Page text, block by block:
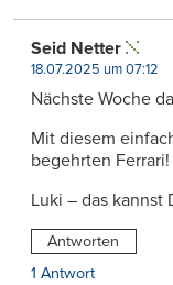
Seid Netter
18.07.2025 um 07:12
Nächste Woche
Mit diesem
begehrten Ferrari!
Luki – das kannst
Antworten
1 Antwort